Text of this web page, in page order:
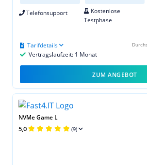
Telefonsupport
Kostenlose
Testphase
Vertragslaufzeit: 1 Monat
Tarifdetails
ZUM ANGEBOT
NVMe Game L
5,0 (9)